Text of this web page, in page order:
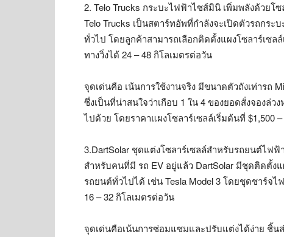
2. Telo Trucks กระบะไฟฟ้าไซส์มินิ เพิ่มพลังด้วยโซ
Telo Trucks เป็นสตาร์ทอัพที่กำลังจะเปิดตัวรถกร
ทั่วไป โดยลูกค้าสามารถเลือกติดตั้งแผงโซลาร์เซล
ทางวิ่งได้ 24 – 48 กิโลเมตรต่อวัน
จุดเด่นคือ เน้นการใช้งานจริง มีขนาดตัวถังเท่ารถ
ซึ่งเป็นที่น่าสนใจว่าเกือบ 1 ใน 4 ของยอดสั่งจองล่
ไปด้วย โดยราคาแผงโซลาร์เซลล์เริ่มต้นที่ $1,500 –
3.DartSolar ชุดแต่งโซลาร์เซลล์สำหรับรถยนต์ไฟฟ้
สำหรับคนที่มี รถ EV อยู่แล้ว DartSolar มีชุดติดตั้
รถยนต์ทั่วไปได้ เช่น Tesla Model 3 โดยชุดชาร์จ
16 – 32 กิโลเมตรต่อวัน
จุดเด่นคือเน้นการซ่อมแซมและปรับแต่งได้ง่าย ชิ้